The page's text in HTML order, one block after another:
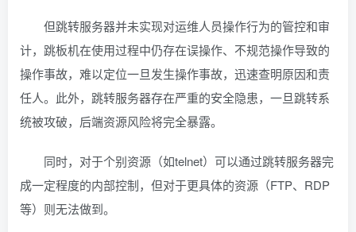
但跳转服务器并未实现对运维人员操作行为的管控和审
计，跳板机在使用过程中仍存在误操作、不规范操作导致的
操作事故，难以定位一旦发生操作事故，迅速查明原因和责
任人。此外，跳转服务器存在严重的安全隐患，一旦跳转系
统被攻破，后端资源风险将完全暴露。
同时，对于个别资源（如telnet）可以通过跳转服务器完
成一定程度的内部控制，但对于更具体的资源（FTP、RDP
等）则无法做到。